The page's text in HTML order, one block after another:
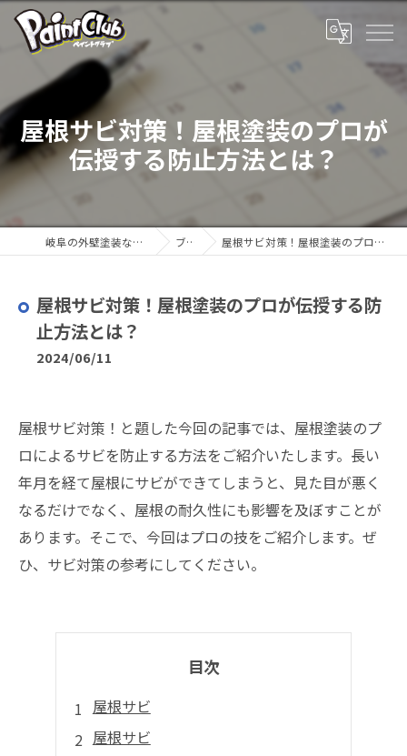
屋根サビ対策！屋根塗装のプロが
伝授する防止方法とは？
岐阜の外壁塗装ならペイントクラブ ブログ 屋根サビ対策！屋根塗装のプロが伝授する防止方法とは？
屋根サビ対策！屋根塗装のプロが伝授する防
止方法とは？
2024/06/11
屋根サビ対策！と題した今回の記事では、屋根塗装のプ
ロによるサビを防止する方法をご紹介いたします。長い
年月を経て屋根にサビができてしまうと、見た目が悪く
なるだけでなく、屋根の耐久性にも影響を及ぼすことが
あります。そこで、今回はプロの技をご紹介します。ぜ
ひ、サビ対策の参考にしてください。
目次
屋根サビ
屋根サビ